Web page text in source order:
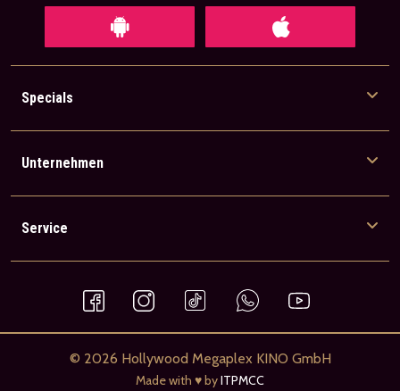
Specials
Unternehmen
Service
© 2026 Hollywood Megaplex KINO GmbH
Made with ♥ byITPMCC